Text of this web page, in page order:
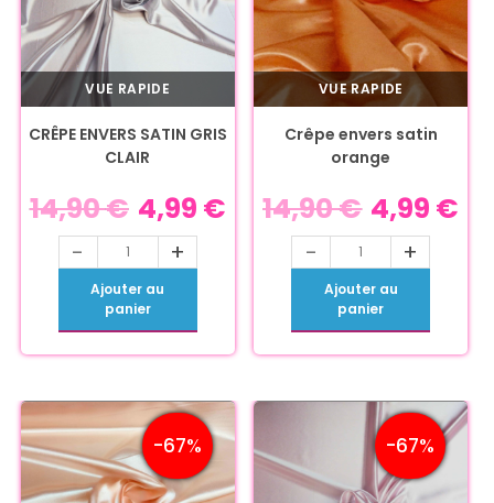
VUE RAPIDE
CRÊPE ENVERS SATIN GRIS
CLAIR
14,90€ 4,99 €
- +
Ajouter au
panier
VUE RAPIDE
Crêpe envers satin
orange
14,90€ 4,99 €
- +
Ajouter au
panier
-67% -67%